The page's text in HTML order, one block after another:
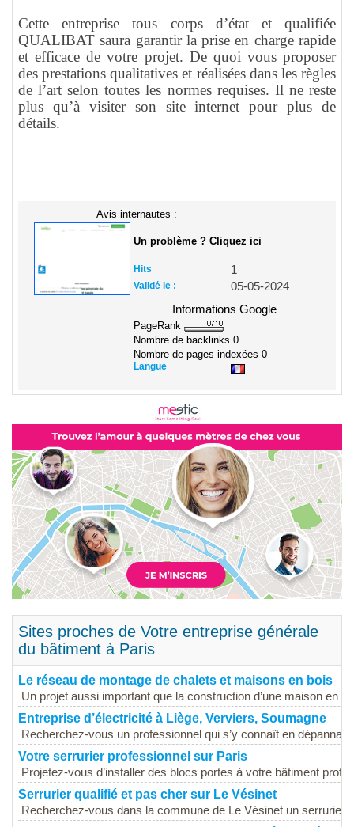
Cette entreprise tous corps d’état et qualifiée
QUALIBAT saura garantir la prise en charge rapide
et efficace de votre projet. De quoi vous proposer
des prestations qualitatives et réalisées dans les règles
de l’art selon toutes les normes requises. Il ne reste
plus qu’à visiter son site internet pour plus de
détails.
Avis internautes :
Un problème ? Cliquez ici
Hits 1
Validé le :
05-05-2024
Informations Google
PageRank
Nombre de backlinks 0
Nombre de pages indexées 0
Langue
Sites proches de Votre entreprise générale
du bâtiment à Paris
Le réseau de montage de chalets et maisons en bois
Un projet aussi important que la construction d’une maison en
Entreprise d’électricité à Liège, Verviers, Soumagne
Recherchez-vous un professionnel qui s’y connaît en
Votre serrurier professionnel sur Paris
Projetez-vous d’installer des blocs portes à votre bâtiment
Serrurier qualifié et pas cher sur Le Vésinet
Recherchez-vous dans la commune de Le Vésinet un serrurier